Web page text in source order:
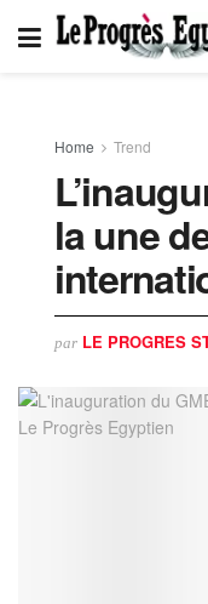
Home Trend
la une
par LE PROGRES